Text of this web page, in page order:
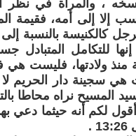
، والمرأة في نظر
إلا إلى أمه، فقيمة
كالكنيسة بالنسبة
للتكامل المتبادل
منذ ولادتها، فليست
سجينة دار الحريم لا
المسيح نراه محاطا
لكم أنه حيثما دعي
.